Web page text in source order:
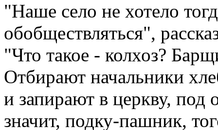
"Наше село не хотело
обобществляться",
"Что такое - колхоз?
Отбирают начальники
и запирают в церкву, под
значит, подку-пашник,